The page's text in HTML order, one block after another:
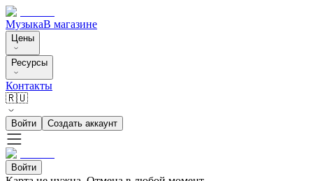
МузыкаВ магазине
Цены
Ресурсы
Контакты
🇷🇺
Войти Создать аккаунт
Войти